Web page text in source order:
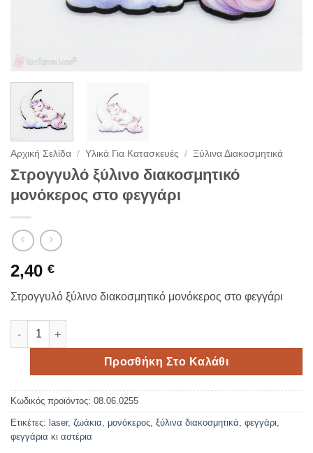
Αρχική Σελίδα / Υλικά Για Κατασκευές / Ξύλινα Διακοσμητικά
Στρογγυλό ξύλινο διακοσμητικό
μονόκερος στο φεγγάρι
2,40 €
Στρογγυλό ξύλινο διακοσμητικό μονόκερος στο φεγγάρι
Στρογγυλό ξύλινο διακοσμητικό μονόκερος στο φεγγάρι
Προσθήκη Στο Καλάθι
Κωδικός προϊόντος: 08.06.0255
Ετικέτες: laser, ζωάκια, μονόκερος, ξύλινα διακοσμητικά, φεγγάρι,
φεγγάρια κι αστέρια